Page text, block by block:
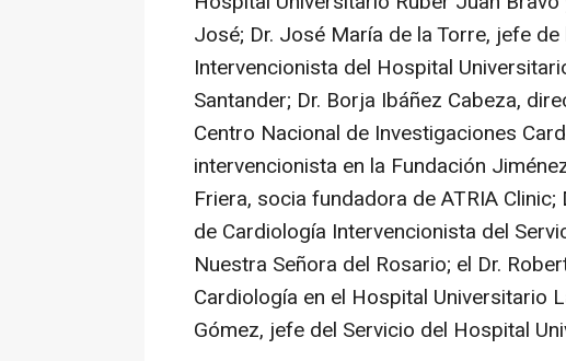
José; Dr. José María de la Torre, jefe
Intervencionista del Hospital
Santander; Dr. Borja Ibáñez Cabeza,
Centro Nacional de Investigaciones
intervencionista en la Fundación
Friera, socia fundadora de ATRIA
de Cardiología Intervencionista del
Nuestra Señora del Rosario; el Dr.
Cardiología en el Hospital Universitario
Gómez, jefe del Servicio del Hospital